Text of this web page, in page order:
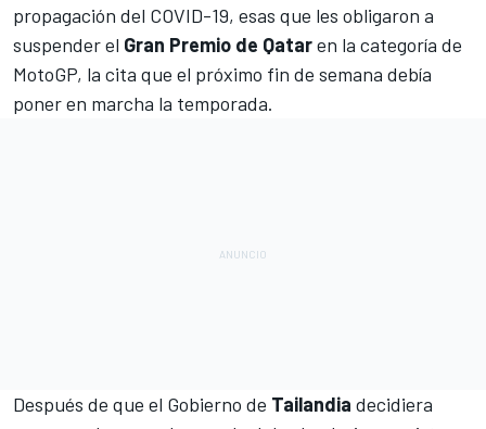
propagación del COVID-19, esas que les obligaron a
suspender el Gran Premio de Qataren la categoría de
MotoGP, la cita que el próximo fin de semana debía
poner en marcha la temporada.
Después de que el Gobierno de Tailandia decidiera